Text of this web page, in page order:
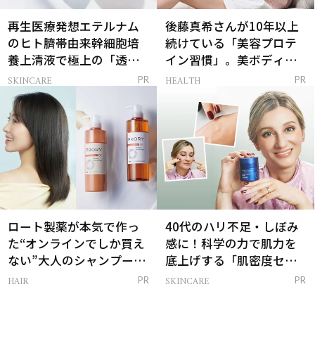
再生医療発想エテルナム
のヒト臍帯由来幹細胞培
養上清液で極上の「透明
感ハリ肌」へ
SKINCARE PR
後藤真希さんが10年以上
続けている「美容プロテ
イン習慣」。美ボディを
支える朝ルーティンと
HEALTH PR
ロート製薬が本気で作っ
た“オンラインでしか買え
ない”大人のシャンプー＆
トリートメントって？
HAIR PR
40代のハリ不足・しぼみ
感に！科学の力で肌力を
底上げする「肌密度セラ
ム」
SKINCARE PR